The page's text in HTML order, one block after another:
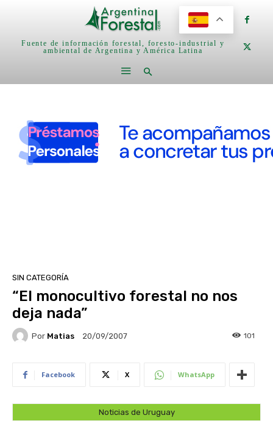
Fuente de información forestal, foresto-industrial y
ambiental de Argentina y América Latina
SIN CATEGORÍA
“El monocultivo forestal no nos
deja nada”
Por Matias 20/09/2007 101
Facebook X WhatsApp
Noticias de Uruguay